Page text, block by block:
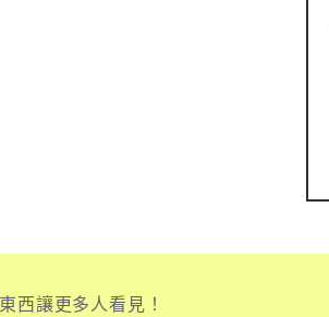
西讓更多人看見！